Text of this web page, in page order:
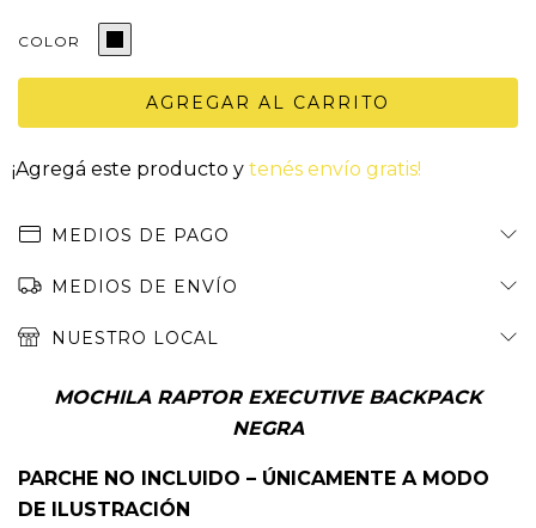
COLOR
¡Agregá este producto y tenés envío gratis!
MEDIOS DE PAGO
MEDIOS DE ENVÍO
NUESTRO LOCAL
MOCHILA RAPTOR EXECUTIVE BACKPACK
NEGRA
PARCHE NO INCLUIDO – ÚNICAMENTE A MODO
DE ILUSTRACIÓN